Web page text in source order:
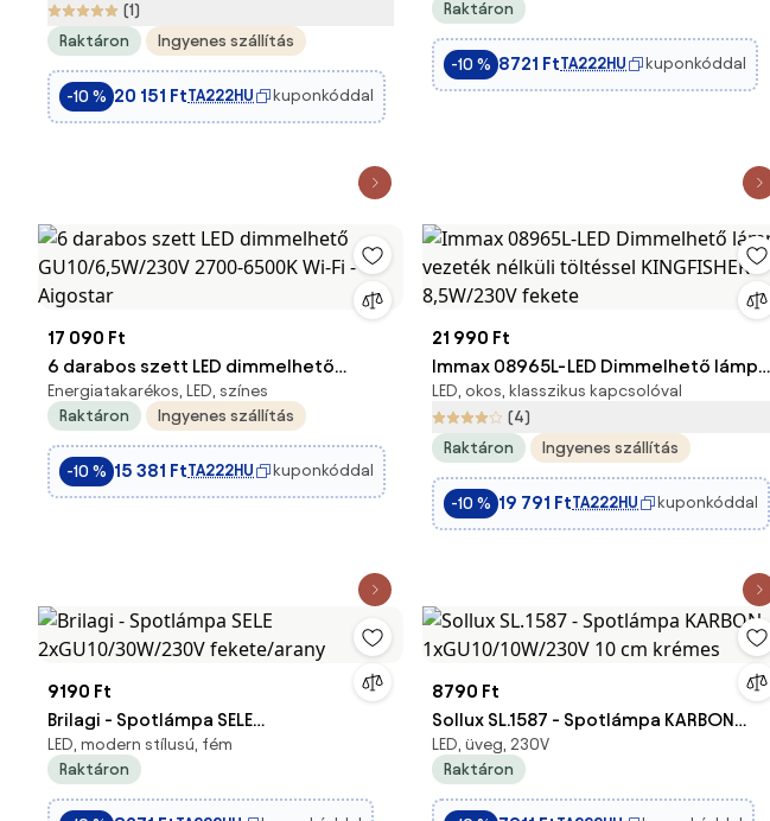
fehér IP54
(1)
Raktáron
Ingyenes szállítás
-10 % 20 151 FtTA222HU kuponkóddal
3000/4000/6500 K, átm. 38 cm
Raktáron
-10 % 8721 FtTA222HU kuponkóddal
17 090 Ft
6 darabos szett LED dimmelhető
GU10/6,5W/230V 2700-6500K Wi-Fi -
Aigostar
Energiatakarékos, LED, színes
Raktáron
Ingyenes szállítás
-10 % 15 381 FtTA222HU kuponkóddal
21 990 Ft
Immax 08965L-LED Dimmelhető lámpa
vezeték nélküli töltéssel KINGFISHER
8,5W/230V fekete
LED, okos, klasszikus kapcsolóval
(4)
Raktáron
Ingyenes szállítás
-10 % 19 791 FtTA222HU kuponkóddal
9190 Ft
Brilagi - Spotlámpa SELE
2xGU10/30W/230V fekete/arany
LED, modern stílusú, fém
Raktáron
8790 Ft
Sollux SL.1587 - Spotlámpa KARBON
1xGU10/10W/230V 10 cm krémes
LED, üveg, 230V
Raktáron